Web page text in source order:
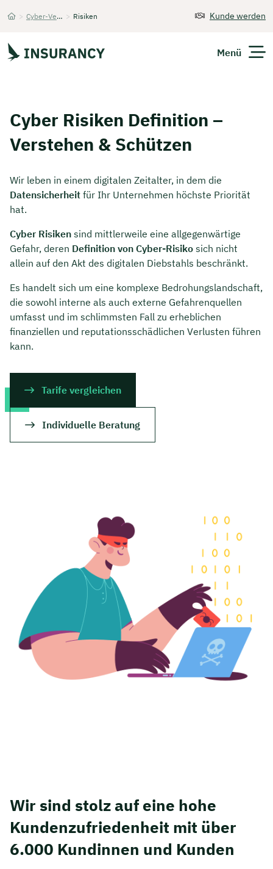
> Cyber-Versicherung > Risiken Kunde werden
Menü
Unternehmen
Expats
Kontakt
Cyber Risiken Definition –
Verstehen & Schützen
Wir leben in einem digitalen Zeitalter, in dem die
Datensicherheit für Ihr Unternehmen höchste Priorität
hat.
Cyber Risiken sind mittlerweile eine allgegenwärtige
Gefahr, deren Definition von Cyber-Risiko sich nicht
allein auf den Akt des digitalen Diebstahls beschränkt.
Es handelt sich um eine komplexe Bedrohungslandschaft,
die sowohl interne als auch externe Gefahrenquellen
umfasst und im schlimmsten Fall zu erheblichen
finanziellen und reputationsschädlichen Verlusten führen
kann.
Tarife vergleichen
Individuelle Beratung
Wir sind stolz auf eine hohe
Kunden­zufriedenheit mit über
6.000 Kundinnen und Kunden